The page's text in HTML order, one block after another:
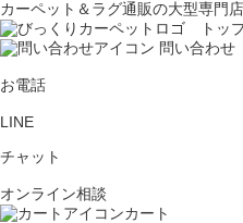
カーペット＆ラグ通販の大型専門
問い合わせ
お電話
LINE
チャット
オンライン相談
カート